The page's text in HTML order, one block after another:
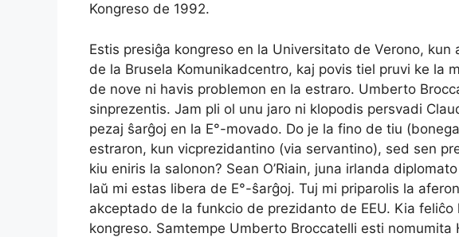
Kongreso de 1992.
Estis presiĝa kongreso en la Universitato de Verono,
de la Brusela Komunikadcentro, kaj povis tiel pruvi ke la
de nove ni havis problemon en la estraro. Umberto
sinprezentis. Jam pli ol unu jaro ni klopodis persvadi
pezaj ŝarĝoj en la E°-movado. Do je la fino de tiu
estraron, kun vicprezidantino (via servantino), sed sen
kiu eniris la salonon? Sean O’Riain, juna irlanda
laŭ mi estas libera de E°-ŝarĝoj. Tuj mi priparolis la
akceptado de la funkcio de prezidanto de EEU. Kia
kongreso. Samtempe Umberto Broccatelli esti nomumita